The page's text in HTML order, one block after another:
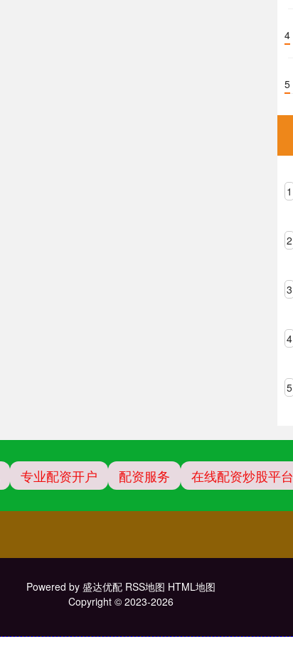
4
5
1
2
3
4
5
专业配资开户 配资服务 在线配资炒股平台
Powered by 盛达优配 RSS地图 HTML地图
Copyright © 2023-2026